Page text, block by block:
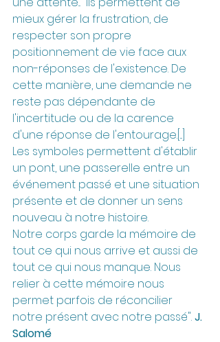
mieux gérer la frustration, de
respecter son propre
positionnement de vie face aux
non-réponses de l'existence. De
cette manière, une demande ne
reste pas dépendante de
l'incertitude ou de la carence
d'une réponse de l'entourage.[...]
Les symboles permettent d'établir
un pont, une passerelle entre un
événement passé et une situation
présente et de donner un sens
nouveau à notre histoire.
Notre corps garde la mémoire de
tout ce qui nous arrive et aussi de
tout ce qui nous manque. Nous
relier à cette mémoire nous
permet parfois de réconcilier
notre présent avec notre passé". J.
Salomé